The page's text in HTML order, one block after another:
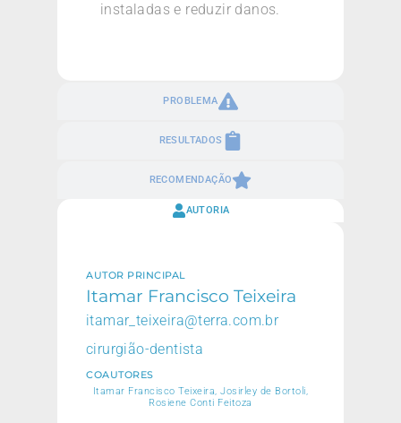
PROBLEMA
RESULTADOS
RECOMENDAÇÃO
instaladas e reduzir danos.
AUTORIA
AUTOR PRINCIPAL
Itamar Francisco Teixeira
itamar_teixeira@terra.com.br
cirurgião-dentista
COAUTORES
Itamar Francisco Teixeira, Josirley de Bortoli,
Rosiene Conti Feitoza